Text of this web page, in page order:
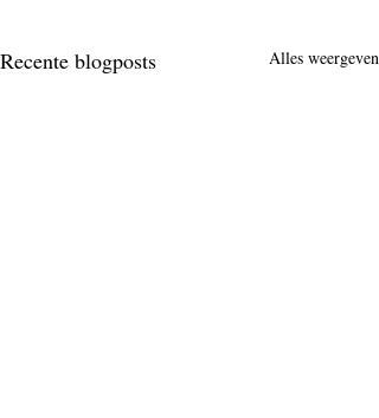
Recente blogposts Alles weergeven